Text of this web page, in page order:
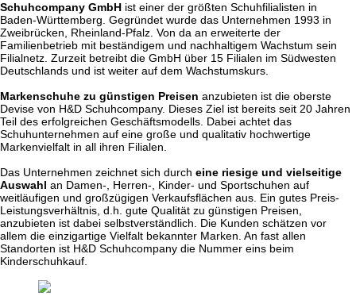
Schuhcompany GmbH ist einer der größten Schuhfilialisten in
Baden-Württemberg. Gegründet wurde das Unternehmen 1993 in
Zweibrücken, Rheinland-Pfalz. Von da an erweiterte der
Familienbetrieb mit beständigem und nachhaltigem Wachstum sein
Filialnetz. Zurzeit betreibt die GmbH über 15 Filialen im Südwesten
Deutschlands und ist weiter auf dem Wachstumskurs.
Markenschuhe zu günstigen Preisen anzubieten ist die oberste
Devise von H&D Schuhcompany. Dieses Ziel ist bereits seit 20 Jahren
Teil des erfolgreichen Geschäftsmodells. Dabei achtet das
Schuhunternehmen auf eine große und qualitativ hochwertige
Markenvielfalt in all ihren Filialen.
Das Unternehmen zeichnet sich durch eine riesige und vielseitige
Auswahl an Damen-, Herren-, Kinder- und Sportschuhen auf
weitläufigen und großzügigen Verkaufsflächen aus. Ein gutes Preis-
Leistungsverhältnis, d.h. gute Qualität zu günstigen Preisen,
anzubieten ist dabei selbstverständlich. Die Kunden schätzen vor
allem die einzigartige Vielfalt bekannter Marken. An fast allen
Standorten ist H&D Schuhcompany die Nummer eins beim
Kinderschuhkauf.